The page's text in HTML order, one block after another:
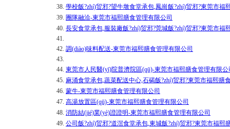
38. 學校飯?zhí)贸邪?望牛墩食堂承包,鳳崗飯?zhí)贸邪?東莞市福
39. 團隊融洽-東莞市福熙膳食管理有限公司
40. 長安食堂承包,服裝廠飯?zhí)贸邪?莞城飯?zhí)贸邪?東莞市福
41.
42. 調(diào)味料配送-東莞市福熙膳食管理有限公司
43.
44. 東莞市人民醫(yī)院普濟院區(qū)-東莞市福熙膳食管理有限公
45. 麻涌食堂承包,蔬菜配送中心,石碣飯?zhí)贸邪?東莞市福熙膳
46. 蒙牛-東莞市福熙膳食管理有限公司
47. 高湯放置區(qū)-東莞市福熙膳食管理有限公司
48. 消防結(jié)業(yè)證證明-東莞市福熙膳食管理有限公司
49. 公司飯?zhí)贸邪?道滘食堂承包,東城飯?zhí)贸邪?東莞市福熙